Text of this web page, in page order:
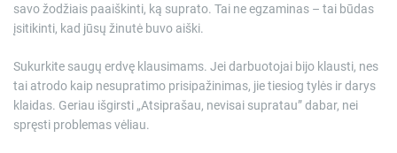
savo žodžiais paaiškinti, ką suprato. Tai ne egzaminas – tai būdas
įsitikinti, kad jūsų žinutė buvo aiški.
Sukurkite saugų erdvę klausimams. Jei darbuotojai bijo klausti, nes
tai atrodo kaip nesupratimo prisipažinimas, jie tiesiog tylės ir darys
klaidas. Geriau išgirsti „Atsiprašau, nevisai supratau” dabar, nei
spręsti problemas vėliau.